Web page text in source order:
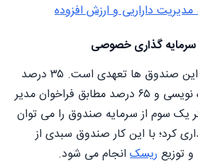
داراریی و ارزش افزوده
گذاری خصوصی
گفته شد که پرداخت در این صندوق ها تعهدی است. ۳۵ درصد
از کل سرمایه زمان پذیره نویسی و ۶۵ درصد مطابق فراخوان مدیر
یک سوم از سرمایه صندوق را می توان
کرد؛ با این کار صندوق سبدی از
توزیع ریسک انجام می شود.